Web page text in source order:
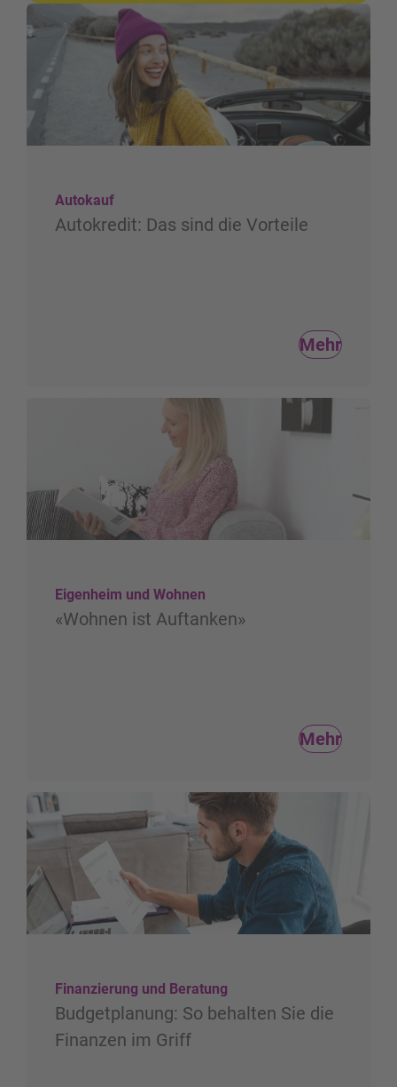
Autokauf
Autokredit: Das sind die Vorteile
Mehr
Eigenheim und Wohnen
«Wohnen ist Auftanken»
Mehr
Finanzierung und Beratung
Budgetplanung: So behalten Sie die
Finanzen im Griff